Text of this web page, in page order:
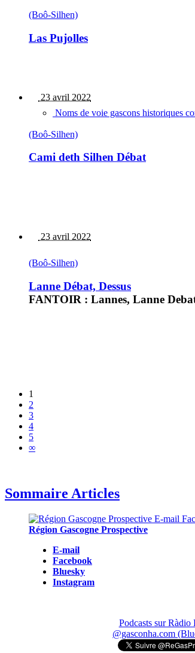
(Boô-Silhen)
Las Pujolles
23 avril 2022
Noms de voie gascons historiques
(Boô-Silhen)
Cami deth Silhen Débat
23 avril 2022
(Boô-Silhen)
Lanne Débat, Dessus
FANTOIR : Lannes, Lanne
1
2
3
4
5
∞
Sommaire Articles
Région Gascogne Prospective
E-mail
Facebook
Bluesky
Instagram
Podcasts sur Ràdio
@gasconha.com